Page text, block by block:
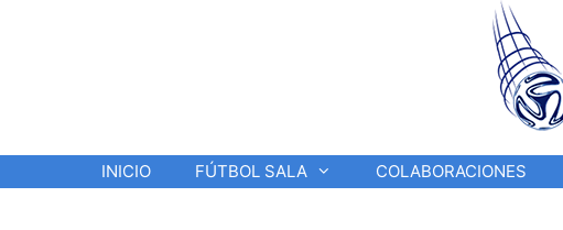
INICIO FÚTBOL SALA COLABORACIONES